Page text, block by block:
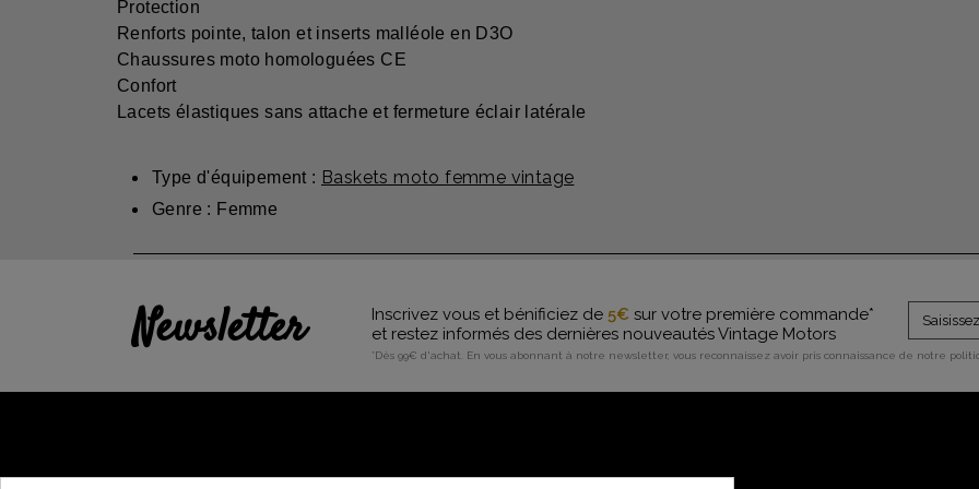
Protection
Renforts pointe, talon et inserts malléole en D3O
Chaussures moto homologuées CE
Confort
Lacets élastiques sans attache et fermeture éclair latérale
Type d'équipement : Baskets moto femme vintage
Genre : Femme
Newsletter Inscrivez vous et bénificiez de 5€ sur votre première commande*
et restez informés des dernières nouveautés Vintage Motors
*Dès 99€ d'achat. En vous abonnant à notre newsletter, vous reconnaissez avoir pris connaissance de notre